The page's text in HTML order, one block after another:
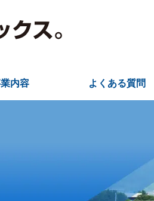
内容 よくある質問